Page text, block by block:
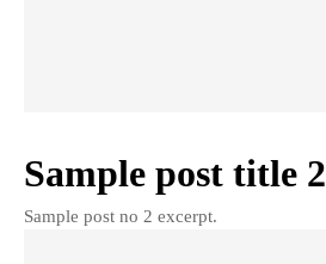
Sample post title 2
Sample post no 2 excerpt.